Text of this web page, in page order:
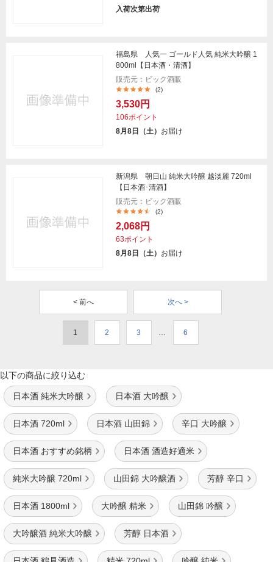
入荷次第出荷
福島県 人気一 ゴールド人気 純米大吟醸 1
800ml【日本酒・清酒】
販売元：ビック酒販
(2)
3,530円
106ポイント
8月8日（土） お届け
新潟県 朝日山 純米大吟醸 越淡麗 720ml
【日本酒･清酒】
販売元：ビック酒販
(2)
2,068円
63ポイント
8月8日（土） お届け
< 前へ 次へ >
1 2 3 … 6
以下の商品に絞り込む
日本酒 純米大吟醸 日本酒 大吟醸
日本酒 720ml 日本酒 山田錦 辛口 大吟醸
日本酒 おすすめ銘柄 日本酒 酒造好適米
純米大吟醸 720ml 山田錦 大吟醸酒 芳醇 辛口
日本酒 1800ml 大吟醸 精米 山田錦 吟醸
大吟醸酒 純米大吟醸 芳醇 日本酒